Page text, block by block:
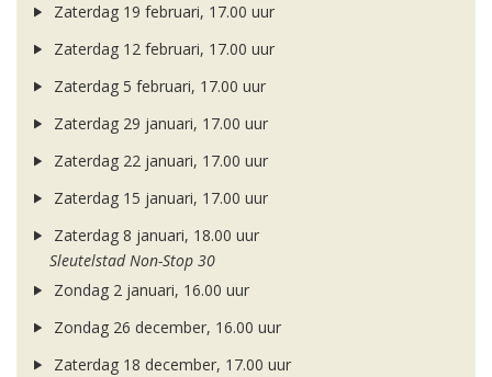
Zaterdag 19 februari, 17.00 uur
Zaterdag 12 februari, 17.00 uur
Zaterdag 5 februari, 17.00 uur
Zaterdag 29 januari, 17.00 uur
Zaterdag 22 januari, 17.00 uur
Zaterdag 15 januari, 17.00 uur
Zaterdag 8 januari, 18.00 uur
Sleutelstad Non-Stop 30
Zondag 2 januari, 16.00 uur
Zondag 26 december, 16.00 uur
Zaterdag 18 december, 17.00 uur